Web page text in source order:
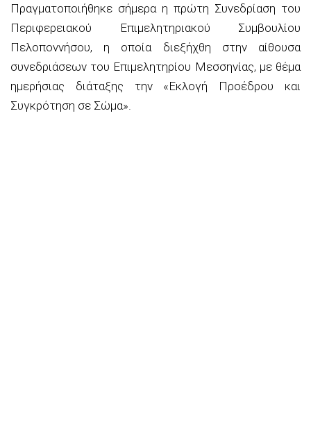
Πραγματοποιήθηκε σήμερα η πρώτη Συνεδρίαση του
Περιφερειακού Επιμελητηριακού Συμβουλίου
Πελοποννήσου, η οποία διεξήχθη στην αίθουσα
συνεδριάσεων του Επιμελητηρίου Μεσσηνίας, με θέμα
ημερήσιας διάταξης την «Εκλογή Προέδρου και
Συγκρότηση σε Σώμα».